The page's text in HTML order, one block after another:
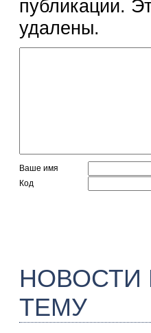
публикации.
удалены.
Ваше имя
Код
ТЕМУ